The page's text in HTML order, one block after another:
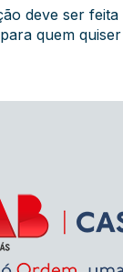
deve ser
quem